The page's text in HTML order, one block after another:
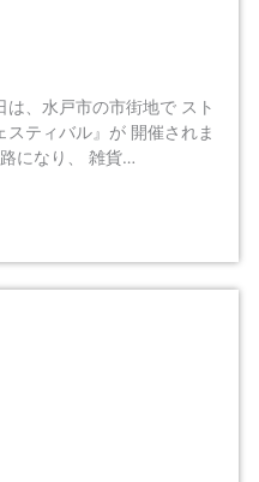
、水戸市の市街地で スト
スティバル』が 開催されま
になり、 雑貨…